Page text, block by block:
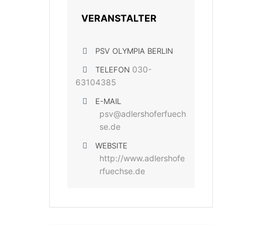
VERANSTALTER
PSV OLYMPIA BERLIN
TELEFON 030-
63104385
E-MAIL
psv@adlershoferfuech
se.de
WEBSITE
http://www.adlershofe
rfuechse.de